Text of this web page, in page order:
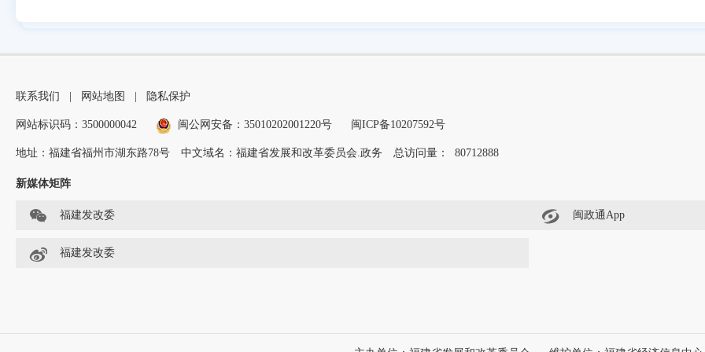
联系我们 网站地图 隐私保护
网站标识码：3500000042 闽公网安备：35010202001220号 闽ICP备10207592号
地址：福建省福州市湖东路78号 中文域名：福建省发展和改革委员会.政务 总访问量： 80712888
新媒体矩阵
福建发改委 闽政通App
福建发改委